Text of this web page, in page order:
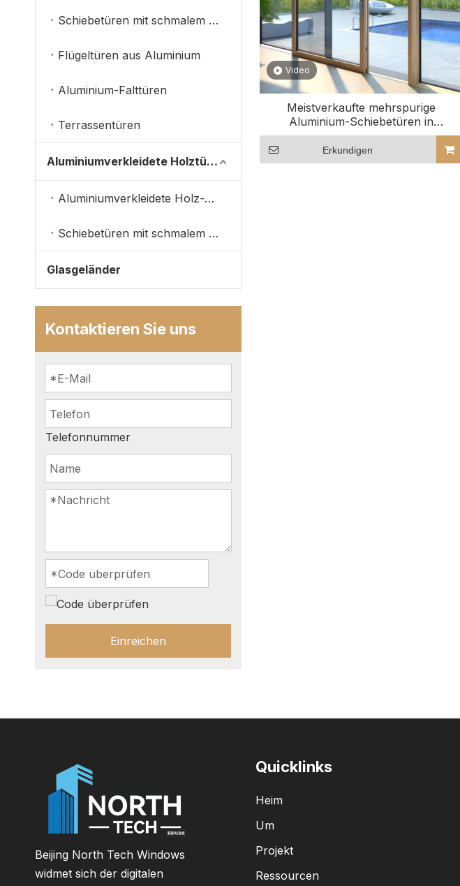
Schiebetüren mit schmalem Rahmen
Flügeltüren aus Aluminium
Aluminium-Falttüren
Terrassentüren
Aluminiumverkleidete Holztüren
Aluminiumverkleidete Holz-Hebe- und Schiebetüren
Schiebetüren mit schmalem Rahmen
Glasgeländer
Kontaktieren Sie uns
Telefonnummer
Einreichen
Video
Meistverkaufte mehrspurige
Aluminium-Schiebetüren in
Nordamerika mit anpassbarer
an Gleitschienen
Erkundigen
Beijing North Tech Windows
widmet sich der digitalen
Quicklinks
Heim
Um
Projekt
Ressourcen